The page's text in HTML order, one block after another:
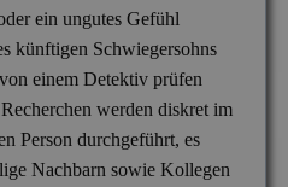
& Vormundschaft
Unterhalt & Alimente
Vaterschaftstest
Verleumdung & Rufmord
Leumundsüberprüfung
Mitarbeiterüberwachung
Mobbing & Bossing
Objekt- & Personenschutz
Frankfurt am Main
München
Hamburg
ein ungutes Gefühl
künftigen Schwiegersohns
einem Detektiv prüfen
werden diskret im
Person durchgeführt, es
Nachbarn sowie Kollegen